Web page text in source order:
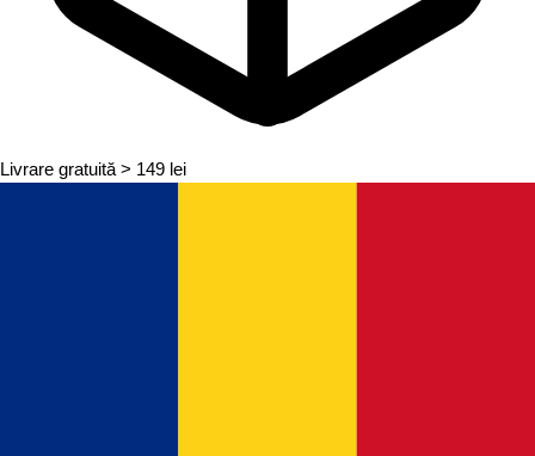
Livrare gratuită > 149 lei